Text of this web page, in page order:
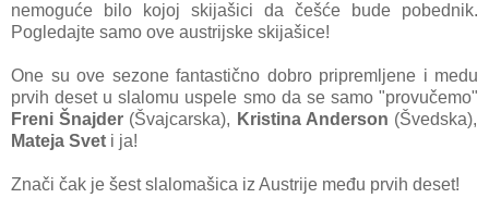
nemoguće bilo kojoj skijašici da češće bude pobednik.
Pogledajte samo ove austrijske skijašice!
One su ove sezone fantastično dobro pripremljene i medu
prvih deset u slalomu uspele smo da se samo "provučemo"
Freni Šnajder (Švajcarska), Kristina Anderson (Švedska),
Mateja Svet i ja!
Znači čak je šest slalomašica iz Austrije među prvih deset!